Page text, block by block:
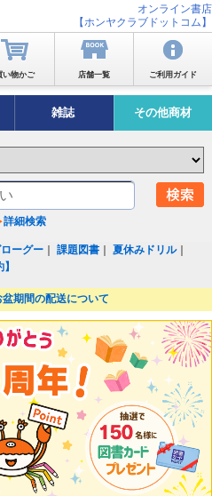
オンライン書店
【ホンヤクラブドットコム】
い物かご 店舗一覧 ご利用ガイド
雑誌 その他商材
詳細検索
ーグー ｜課題図書 ｜夏休みドリル｜
盆期間の配送について